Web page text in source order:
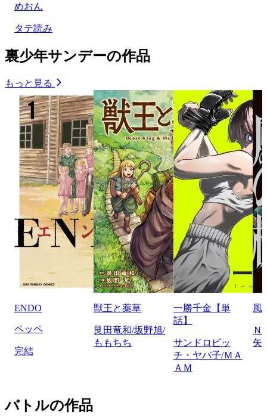
めおん
タテ読み
裏少年サンデーの作品
もっと見る
ENDO
ペッペ
完結
獣王と薬草
艮田竜和/坂野旭/
ももちち
一勝千金【単
話】
サンドロビッ
チ・ヤバ子/ＭＡ
ＡＭ
風
Ｎ
矢
バトルの作品